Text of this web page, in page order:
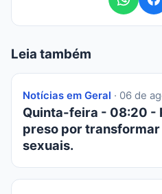
Leia também
Notícias em Geral · 06 de
Quinta-feira - 08:20 -
preso por
sexuais.